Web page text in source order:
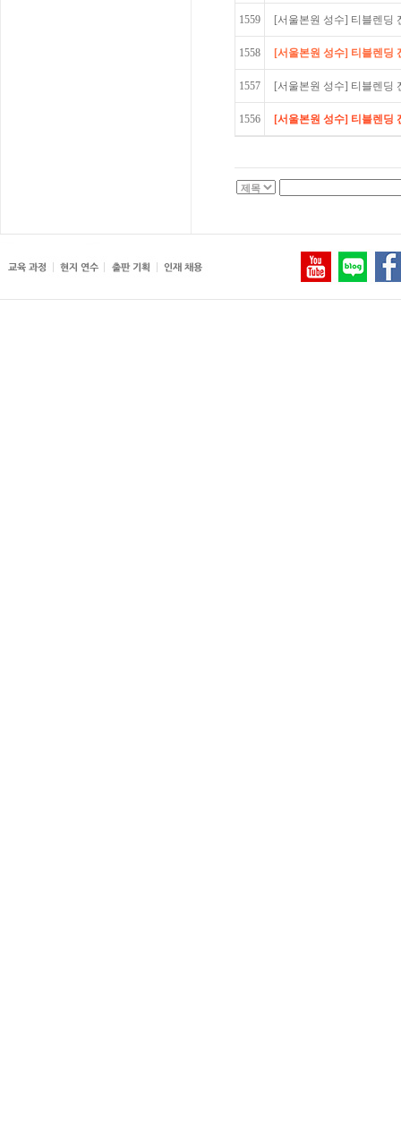
1559 [서울본원 성수] 티블렌딩
1558 [서울본원 성수] 티블렌딩
1557 [서울본원 성수] 티블렌딩
1556 [서울본원 성수] 티블렌딩